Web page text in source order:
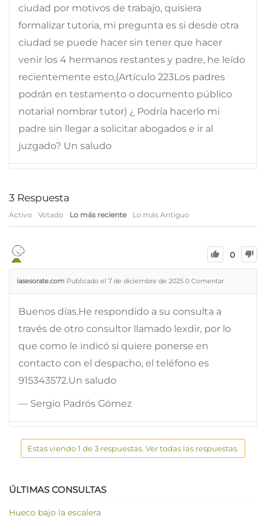
ciudad por motivos de trabajo, quisiera
formalizar tutoria, mi pregunta es si desde otra
ciudad se puede hacer sin tener que hacer
venir los 4 hermanos restantes y padre, he leído
recientemente esto,(Artículo 223Los padres
podrán en testamento o documento público
notarial nombrar tutor) ¿ Podría hacerlo mi
padre sin llegar a solicitar abogados e ir al
juzgado? Un saludo
3 Respuesta
Activo Votado Lo más reciente Lo más Antiguo
0
iasesorate.com Publicado el 7 de diciembre de 2025 0 Comentar
Buenos días.He respondido a su consulta a
través de otro consultor llamado lexdir, por lo
que como le indicó si quiere ponerse en
contacto con el despacho, el teléfono es
915343572.Un saludo
— Sergio Padrós Gómez
Estas viendo 1 de 3 respuestas. Ver todas las respuestas.
ÚLTIMAS CONSULTAS
Hueco bajo la escalera